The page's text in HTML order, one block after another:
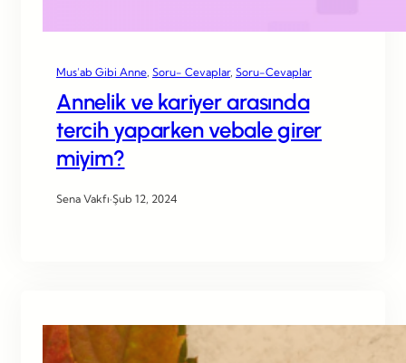
Mus’ab Gibi Anne Soru- Cevaplar, Soru-Cevaplar
Annelik ve kariyer arasında
tercih yaparken vebale girer
miyim?
Sena Vakfı·Şub 12, 2024